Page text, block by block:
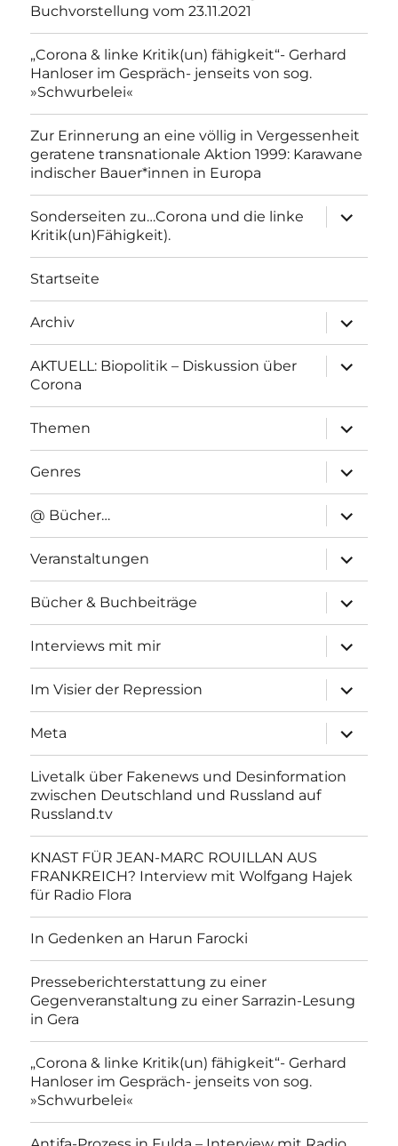
Buchvorstellung vom 23.11.2021
„Corona & linke Kritik(un) fähigkeit“- Gerhard
Hanloser im Gespräch- jenseits von sog.
»Schwurbelei«
Zur Erinnerung an eine völlig in Vergessenheit
geratene transnationale Aktion 1999: Karawane
indischer Bauer*innen in Europa
Sonderseiten zu…Corona und die linke
Kritik(un)Fähigkeit).
anzeigen
Startseite
Archiv
anzeigen
AKTUELL: Biopolitik – Diskussion über
Corona
anzeigen
Themen
anzeigen
Genres
anzeigen
@ Bücher…
anzeigen
Veranstaltungen
anzeigen
Bücher & Buchbeiträge
anzeigen
Interviews mit mir
anzeigen
Im Visier der Repression
anzeigen
Meta
anzeigen
Livetalk über Fakenews und Desinformation
zwischen Deutschland und Russland auf
Russland.tv
KNAST FÜR JEAN-MARC ROUILLAN AUS
FRANKREICH? Interview mit Wolfgang Hajek
für Radio Flora
In Gedenken an Harun Farocki
Presseberichterstattung zu einer
Gegenveranstaltung zu einer Sarrazin-Lesung
in Gera
„Corona & linke Kritik(un) fähigkeit“- Gerhard
Hanloser im Gespräch- jenseits von sog.
»Schwurbelei«